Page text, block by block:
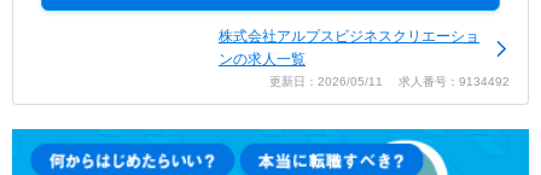
株式会社アルプスビジネスクリエーショ
ンの求人一覧
更新日：2026/05/11 求人番号：9134492